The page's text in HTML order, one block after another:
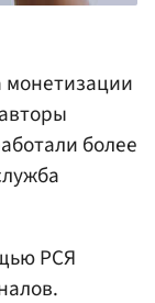
монетизации
более
РСЯ